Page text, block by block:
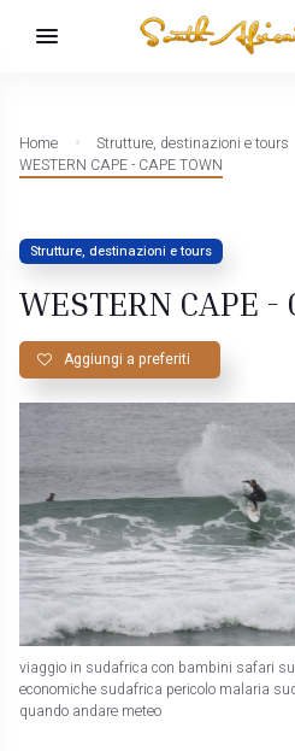
Home
Strutture, destinazioni e tours
WESTERN CAPE - CAPE TOWN
Strutture, destinazioni e tours
WESTERN CAPE -
Aggiungi a preferiti
viaggio in sudafrica con bambini safari
economiche sudafrica pericolo malaria
quando andare meteo